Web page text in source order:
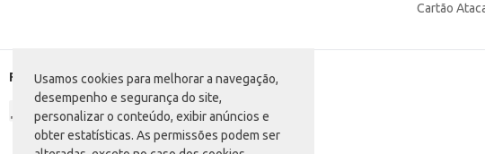
Usamos cookies para melhorar a navegação,
desempenho e segurança do site,
personalizar o conteúdo, exibir anúncios e
obter estatísticas. As permissões podem ser
Cartão
Formas de pagamento